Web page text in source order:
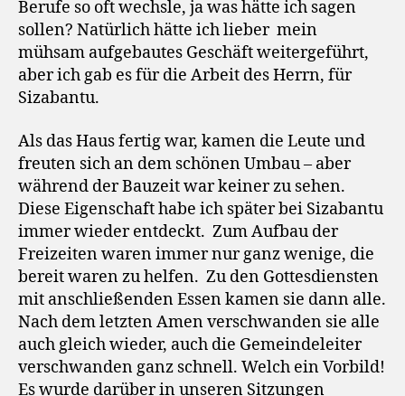
Berufe so oft wechsle, ja was hätte ich sagen
sollen? Natürlich hätte ich lieber mein
mühsam aufgebautes Geschäft weitergeführt,
aber ich gab es für die Arbeit des Herrn, für
Sizabantu.
Als das Haus fertig war, kamen die Leute und
freuten sich an dem schönen Umbau – aber
während der Bauzeit war keiner zu sehen.
Diese Eigenschaft habe ich später bei Sizabantu
immer wieder entdeckt. Zum Aufbau der
Freizeiten waren immer nur ganz wenige, die
bereit waren zu helfen. Zu den Gottesdiensten
mit anschließenden Essen kamen sie dann alle.
Nach dem letzten Amen verschwanden sie alle
auch gleich wieder, auch die Gemeindeleiter
verschwanden ganz schnell. Welch ein Vorbild!
Es wurde darüber in unseren Sitzungen